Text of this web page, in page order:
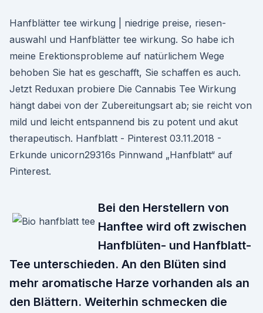
Hanfblätter tee wirkung | niedrige preise, riesen-
auswahl und Hanfblätter tee wirkung. So habe ich
meine Erektionsprobleme auf natürlichem Wege
behoben Sie hat es geschafft, Sie schaffen es auch.
Jetzt Reduxan probiere Die Cannabis Tee Wirkung
hängt dabei von der Zubereitungsart ab; sie reicht von
mild und leicht entspannend bis zu potent und akut
therapeutisch. Hanfblatt - Pinterest 03.11.2018 -
Erkunde unicorn29316s Pinnwand „Hanfblatt“ auf
Pinterest.
Bei den Herstellern von
Hanftee wird oft zwischen
Hanfblüten- und Hanfblatt-
Tee unterschieden. An den Blüten sind
mehr aromatische Harze vorhanden als an
den Blättern. Weiterhin schmecken die